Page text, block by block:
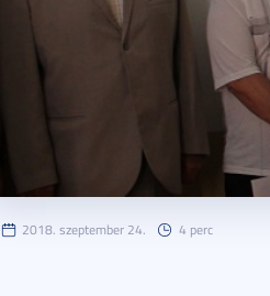
2018. szeptember 24. 4 perc